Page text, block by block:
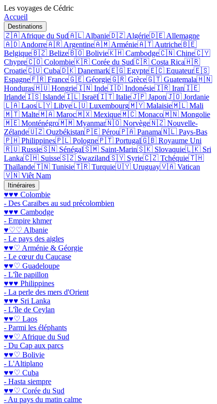
Les voyages de Cédric
Accueil
Destinations
🇿🇦 Afrique du Sud🇦🇱 Albanie🇩🇿 Algérie🇩🇪 Allemagne
🇦🇩 Andorre🇦🇷 Argentine🇦🇲 Arménie🇦🇹 Autriche🇧🇪
Belgique🇧🇿 Belize🇧🇴 Bolivie🇰🇭 Cambodge🇨🇳 Chine🇨🇾
Chypre🇨🇴 Colombie🇰🇷 Corée du Sud🇨🇷 Costa Rica🇭🇷
Croatie🇨🇺 Cuba🇩🇰 Danemark🇪🇬 Egypte🇪🇨 Equateur🇪🇸
Espagne🇫🇷 France🇬🇪 Géorgie🇬🇷 Grèce🇬🇹 Guatemala🇭🇳
Honduras🇭🇺 Hongrie🇮🇳 Inde🇮🇩 Indonésie🇮🇷 Iran🇮🇪
Irlande🇮🇸 Islande🇮🇱 Israël🇮🇹 Italie🇯🇵 Japon🇯🇴 Jordanie
🇱🇦 Laos🇱🇾 Libye🇱🇺 Luxembourg🇲🇾 Malaisie🇲🇱 Mali
🇲🇹 Malte🇲🇦 Maroc🇲🇽 Mexique🇲🇨 Monaco🇲🇳 Mongolie
🇲🇪 Monténégro🇲🇲 Myanmar🇳🇴 Norvège🇳🇿 Nouvelle-
Zélande🇺🇿 Ouzbékistan🇵🇪 Pérou🇵🇦 Panama🇳🇱 Pays-Bas
🇵🇭 Philippines🇵🇱 Pologne🇵🇹 Portugal🇬🇧 Royaume Uni
🇷🇺 Russie🇸🇳 Sénégal🇸🇲 Saint-Marin🇸🇰 Slovaquie🇱🇰 Sri
Lanka🇨🇭 Suisse🇸🇿 Swaziland🇸🇾 Syrie🇨🇿 Tchéquie🇹🇭
Thaïlande🇹🇳 Tunisie🇹🇷 Turquie🇺🇾 Uruguay🇻🇦 Vatican
🇻🇳 Viêt Nam
Itinéraires
♥♥♥ Colombie
- Des Caraïbes au sud précolombien
♥♥♥ Cambodge
- Empire khmer
♥♡♡ Albanie
- Le pays des aigles
♥♥♡ Arménie & Géorgie
- Le cœur du Caucase
♥♥♡ Guadeloupe
- L'île papillon
♥♥♥ Philippines
- La perle des mers d'Orient
♥♥♥ Sri Lanka
- L'île de Ceylan
♥♥♡ Laos
- Parmi les éléphants
♥♥♡ Afrique du Sud
- Du Cap aux parcs
♥♥♡ Bolivie
- L'Altiplano
♥♥♡ Cuba
- Hasta siempre
♥♥♡ Corée du Sud
- Au pays du matin calme